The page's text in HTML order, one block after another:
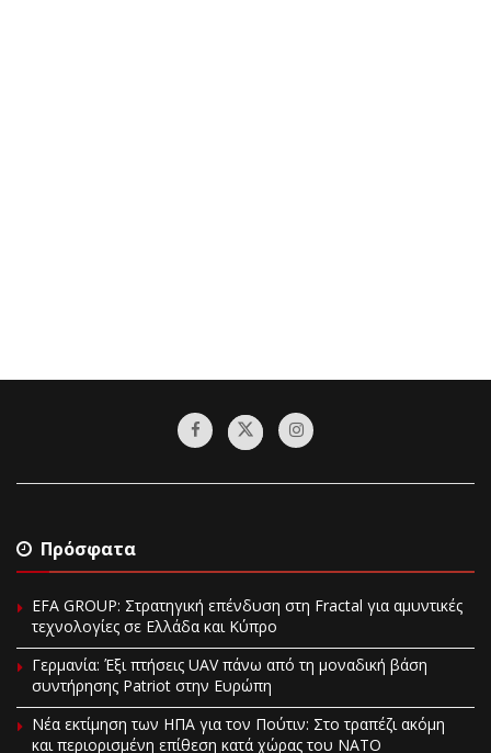
Πρόσφατα
EFA GROUP: Στρατηγική επένδυση στη Fractal για αμυντικές
τεχνολογίες σε Ελλάδα και Κύπρο
Γερμανία: Έξι πτήσεις UAV πάνω από τη μοναδική βάση
συντήρησης Patriot στην Ευρώπη
Νέα εκτίμηση των ΗΠΑ για τον Πούτιν: Στο τραπέζι ακόμη
και περιορισμένη επίθεση κατά χώρας του ΝΑΤΟ